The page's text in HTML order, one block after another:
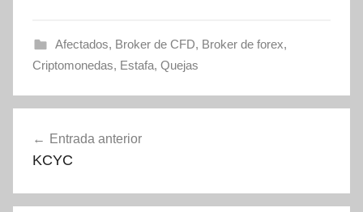
Afectados, Broker de CFD, Broker de forex,
Criptomonedas, Estafa, Quejas
de
Entrada anterior
KCYC